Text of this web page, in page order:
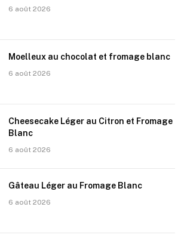
6 août 2026
Moelleux au chocolat et fromage blanc
6 août 2026
Cheesecake Léger au Citron et Fromage
Blanc
6 août 2026
Gâteau Léger au Fromage Blanc
6 août 2026